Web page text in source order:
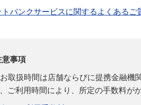
バンクサービスに関するよくあるご
意事項
取扱時間は店舗ならびに提携金融機
ご利用時間により、所定の手数料が